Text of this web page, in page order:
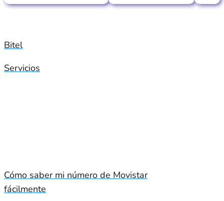
Bitel
Servicios
Cómo saber mi número de Movistar
fácilmente